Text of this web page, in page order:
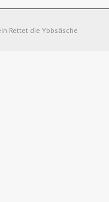
Rettet die Ybbsäsche